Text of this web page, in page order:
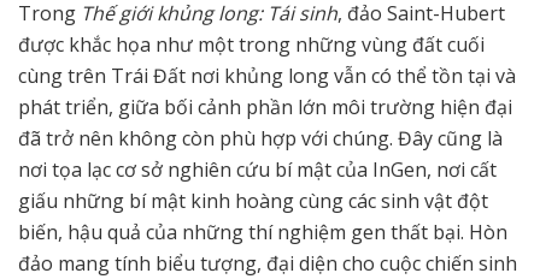
Trong Thế giới khủng long: Tái sinh, đảo Saint-Hubert
được khắc họa như một trong những vùng đất cuối
cùng trên Trái Đất nơi khủng long vẫn có thể tồn tại và
phát triển, giữa bối cảnh phần lớn môi trường hiện đại
đã trở nên không còn phù hợp với chúng. Đây cũng là
nơi tọa lạc cơ sở nghiên cứu bí mật của InGen, nơi cất
giấu những bí mật kinh hoàng cùng các sinh vật đột
biến, hậu quả của những thí nghiệm gen thất bại. Hòn
đảo mang tính biểu tượng, đại diện cho cuộc chiến sinh